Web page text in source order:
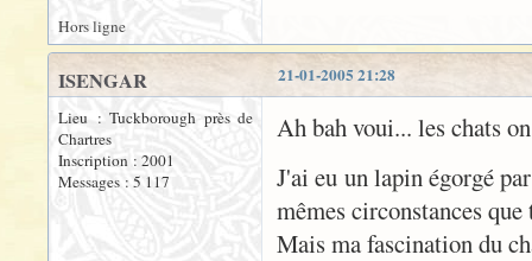
Hors ligne
21-01-2005 21:28
ISENGAR
Lieu : Tuckborough près de
Chartres
Inscription : 2001
Messages : 5 117
Ah bah voui... les chats
J'ai eu un lapin égorgé
mêmes circonstances
Mais ma fascination du